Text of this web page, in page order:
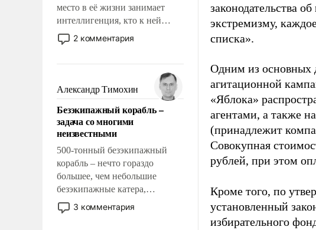
место в её жизни занимает
интеллигенция, кто к ней
принадлежит, а кого из неё
исключили с правом
чем она отличается от просто
образованных людей. Иногда
казалось, что эти вопросы
решены раз и навсегда, но –
нет, не решены.
2 комментария
Александр Тимохин
Безэкипажный корабль –
задача со многими
неизвестными
500-тонный безэкипажный
корабль – нечто гораздо
большее, чем небольшие
безэкипажные катера,
применение которых уже
стало обыденностью. Задача по
3 комментария
законодательства
экстремизму,
списка».
Одним из основных
агитационной
«Яблока»
агентами, а также
(принадлежит
Совокупная
рублей, при этом
Кроме того, по
установленный
избирательного